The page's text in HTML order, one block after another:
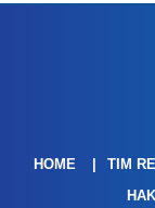
HOME TIM